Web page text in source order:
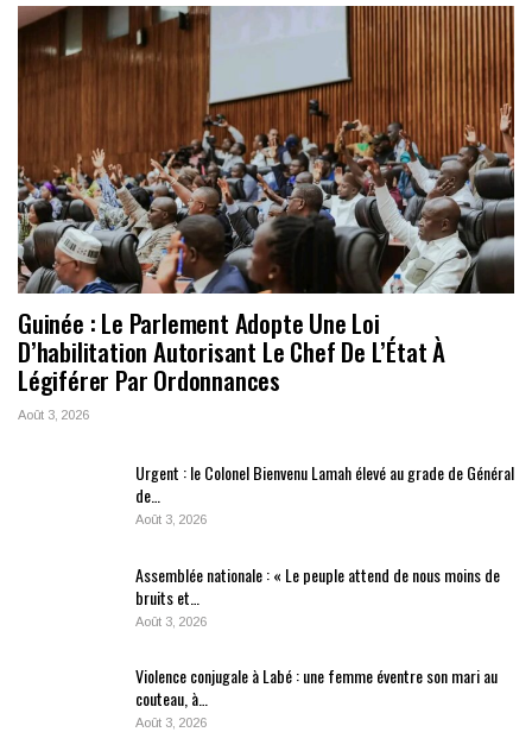
Guinée : Le Parlement Adopte Une Loi
D’habilitation Autorisant Le Chef De L’État À
Légiférer Par Ordonnances
Août 3, 2026
Urgent : le Colonel Bienvenu Lamah élevé au grade de Général
de…
Août 3, 2026
Assemblée nationale : « Le peuple attend de nous moins de
bruits et…
Août 3, 2026
Violence conjugale à Labé : une femme éventre son mari au
couteau, à…
Août 3, 2026